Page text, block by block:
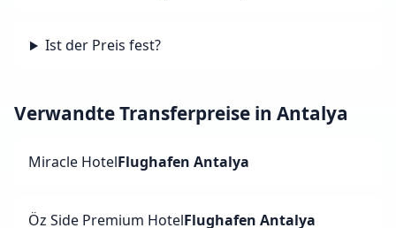
Ist der Preis fest?
Verwandte Transferpreise in Antalya
Miracle HotelFlughafen Antalya
Öz Side Premium HotelFlughafen Antalya